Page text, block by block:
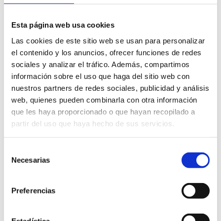
Esta página web usa cookies
Las cookies de este sitio web se usan para personalizar
el contenido y los anuncios, ofrecer funciones de redes
sociales y analizar el tráfico. Además, compartimos
información sobre el uso que haga del sitio web con
nuestros partners de redes sociales, publicidad y análisis
web, quienes pueden combinarla con otra información
que les haya proporcionado o que hayan recopilado a
partir del uso que haya hecho de sus servicios.
Necesarias
Preferencias